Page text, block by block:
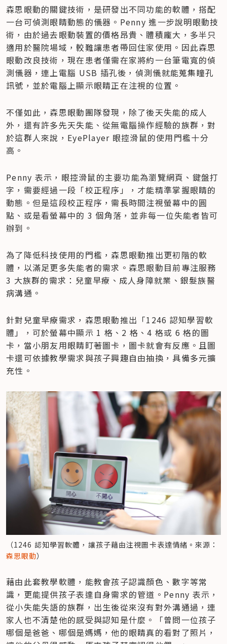
森思眼動的關鍵技術，是研發出不同功能的軟體，搭配
一台可偵測眼睛動態的儀器。Penny 進一步說明眼動技
術，由於過去眼動裝置的價格昂貴、體積龐大，多半只
適用於醫院場域，較難讓患者帶回住家使用。因此森思
眼動改良技術，現在患者僅需在家將約一台筆電寬的偵
測儀器，連上電腦 USB 插孔後，偵測儀就能蒐集瞳孔
訊號，並於電腦上顯示眼睛正在注視的位置。
不僅如此，森思眼動團隊發現，除了後天失能的成人
外，還有許多先天失能、從無電腦操作經驗的族群，對
於這群人來說，EyePlayer 眼控滑鼠的使用門檻十分
高。
Penny 表示，眼控滑鼠的主要功能為瀏覽網頁、鍵盤打
字，需要經過一段「校正程序」，才能精準掌握眼睛的
動態。但是這段校正程序，需長時間注視螢幕中的圓
點、或是看螢幕中的 3 個角落，並非每一位失能者皆可
辦到。
為了降低科技使用的門檻，森思眼動推出更初階的軟
體，以滿足更多失能者的需求。森思眼動目前專注服務
3 大族群的需求：兒童早療、成人身障就業、銀髮族醫
病溝通。
針對兒童早療需求，森思眼動推出「1246 認知學習軟
體」，可於螢幕中顯示 1 格、2 格、4 格或 6 格的圖
卡，當小朋友用眼睛盯著圖卡，圖卡就會有反應。且圖
卡還可依據教學需求與孩子興趣自由抽換，具備多元擴
充性。
（1246 認知學習軟體，讓孩子藉由注視圖卡表達情緒。來源：
森思眼動）
藉由此套教學軟體，能教會孩子認識顏色、數字等常
識，更能提供孩子表達自身需求的管道。Penny 表示，
從小失能失語的族群，出生後從來沒有對外溝通過，連
家人也不清楚他的感受與認知是什麼。「曾問一位孩子
哪個是爸爸、哪個是媽媽，他的眼睛真的看對了照片，